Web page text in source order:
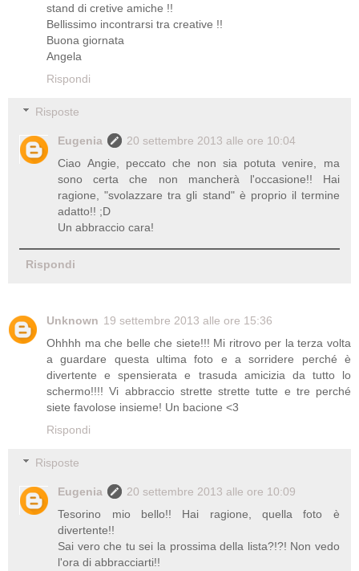
stand di cretive amiche !!
Bellissimo incontrarsi tra creative !!
Buona giornata
Angela
Rispondi
Risposte
Eugenia
20 settembre 2013 alle ore 10:04
Ciao Angie, peccato che non sia potuta venire, ma
sono certa che non mancherà l'occasione!! Hai
ragione, "svolazzare tra gli stand" è proprio il termine
adatto!! ;D
Un abbraccio cara!
Rispondi
Unknown 19 settembre 2013 alle ore 15:36
Ohhhh ma che belle che siete!!! Mi ritrovo per la terza volta
a guardare questa ultima foto e a sorridere perché è
divertente e spensierata e trasuda amicizia da tutto lo
schermo!!!! Vi abbraccio strette strette tutte e tre perché
siete favolose insieme! Un bacione <3
Rispondi
Risposte
Eugenia
20 settembre 2013 alle ore 10:09
Tesorino mio bello!! Hai ragione, quella foto è
divertente!!
Sai vero che tu sei la prossima della lista?!?! Non vedo
l'ora di abbracciarti!!